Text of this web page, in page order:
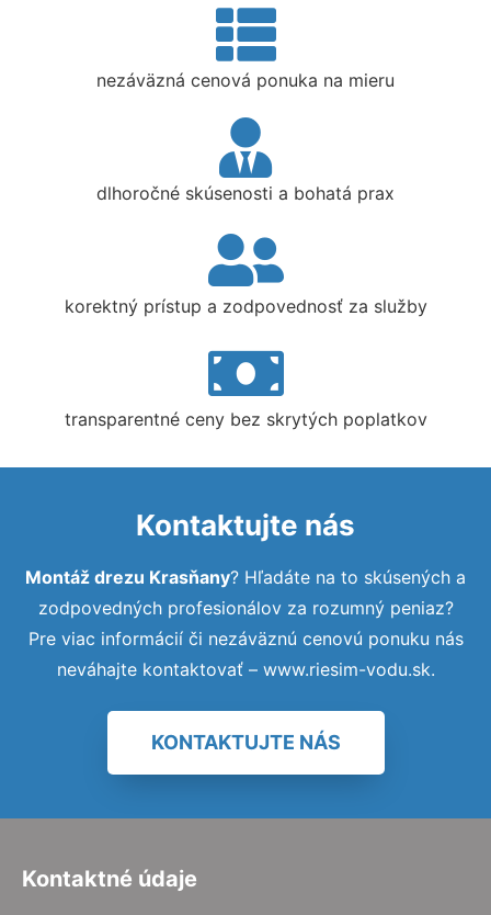
nezáväzná cenová ponuka na mieru
dlhoročné skúsenosti a bohatá prax
korektný prístup a zodpovednosť za služby
transparentné ceny bez skrytých poplatkov
Kontaktujte nás
Montáž drezu Krasňany? Hľadáte na to skúsených a
zodpovedných profesionálov za rozumný peniaz?
Pre viac informácií či nezáväznú cenovú ponuku nás
neváhajte kontaktovať – www.riesim-vodu.sk.
KONTAKTUJTE NÁS
Kontaktné údaje